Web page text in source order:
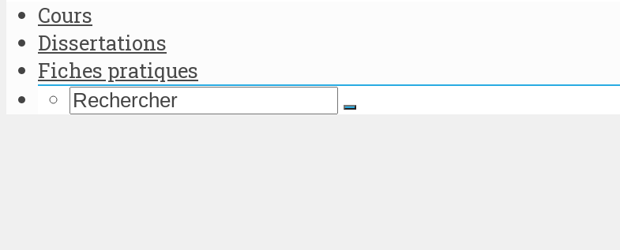
Cours
Dissertations
Fiches pratiques